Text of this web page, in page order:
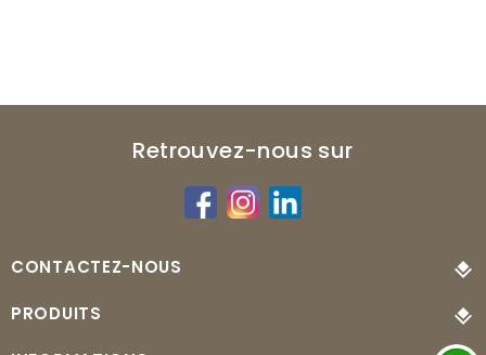
Retrouvez-nous sur
CONTACTEZ-NOUS
PRODUITS